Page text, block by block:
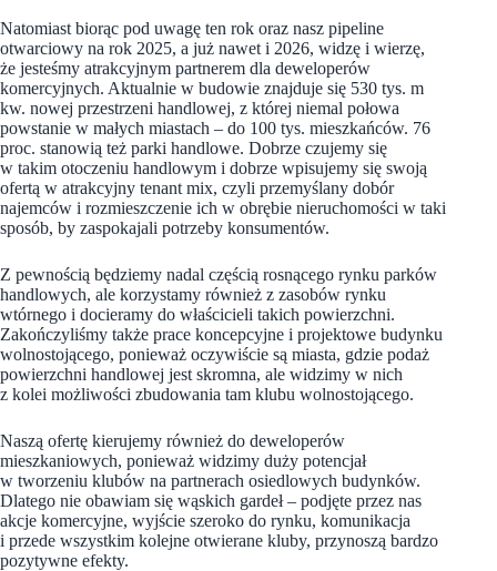
Natomiast biorąc pod uwagę ten rok oraz nasz pipeline
otwarciowy na rok 2025, a już nawet i 2026, widzę i wierzę,
że jesteśmy atrakcyjnym partnerem dla deweloperów
komercyjnych. Aktualnie w budowie znajduje się 530 tys. m
kw. nowej przestrzeni handlowej, z której niemal połowa
powstanie w małych miastach – do 100 tys. mieszkańców. 76
proc. stanowią też parki handlowe. Dobrze czujemy się
w takim otoczeniu handlowym i dobrze wpisujemy się swoją
ofertą w atrakcyjny tenant mix, czyli przemyślany dobór
najemców i rozmieszczenie ich w obrębie nieruchomości w taki
sposób, by zaspokajali potrzeby konsumentów.
Z pewnością będziemy nadal częścią rosnącego rynku parków
handlowych, ale korzystamy również z zasobów rynku
wtórnego i docieramy do właścicieli takich powierzchni.
Zakończyliśmy także prace koncepcyjne i projektowe budynku
wolnostojącego, ponieważ oczywiście są miasta, gdzie podaż
powierzchni handlowej jest skromna, ale widzimy w nich
z kolei możliwości zbudowania tam klubu wolnostojącego.
Naszą ofertę kierujemy również do deweloperów
mieszkaniowych, ponieważ widzimy duży potencjał
w tworzeniu klubów na partnerach osiedlowych budynków.
Dlatego nie obawiam się wąskich gardeł – podjęte przez nas
akcje komercyjne, wyjście szeroko do rynku, komunikacja
i przede wszystkim kolejne otwierane kluby, przynoszą bardzo
pozytywne efekty.